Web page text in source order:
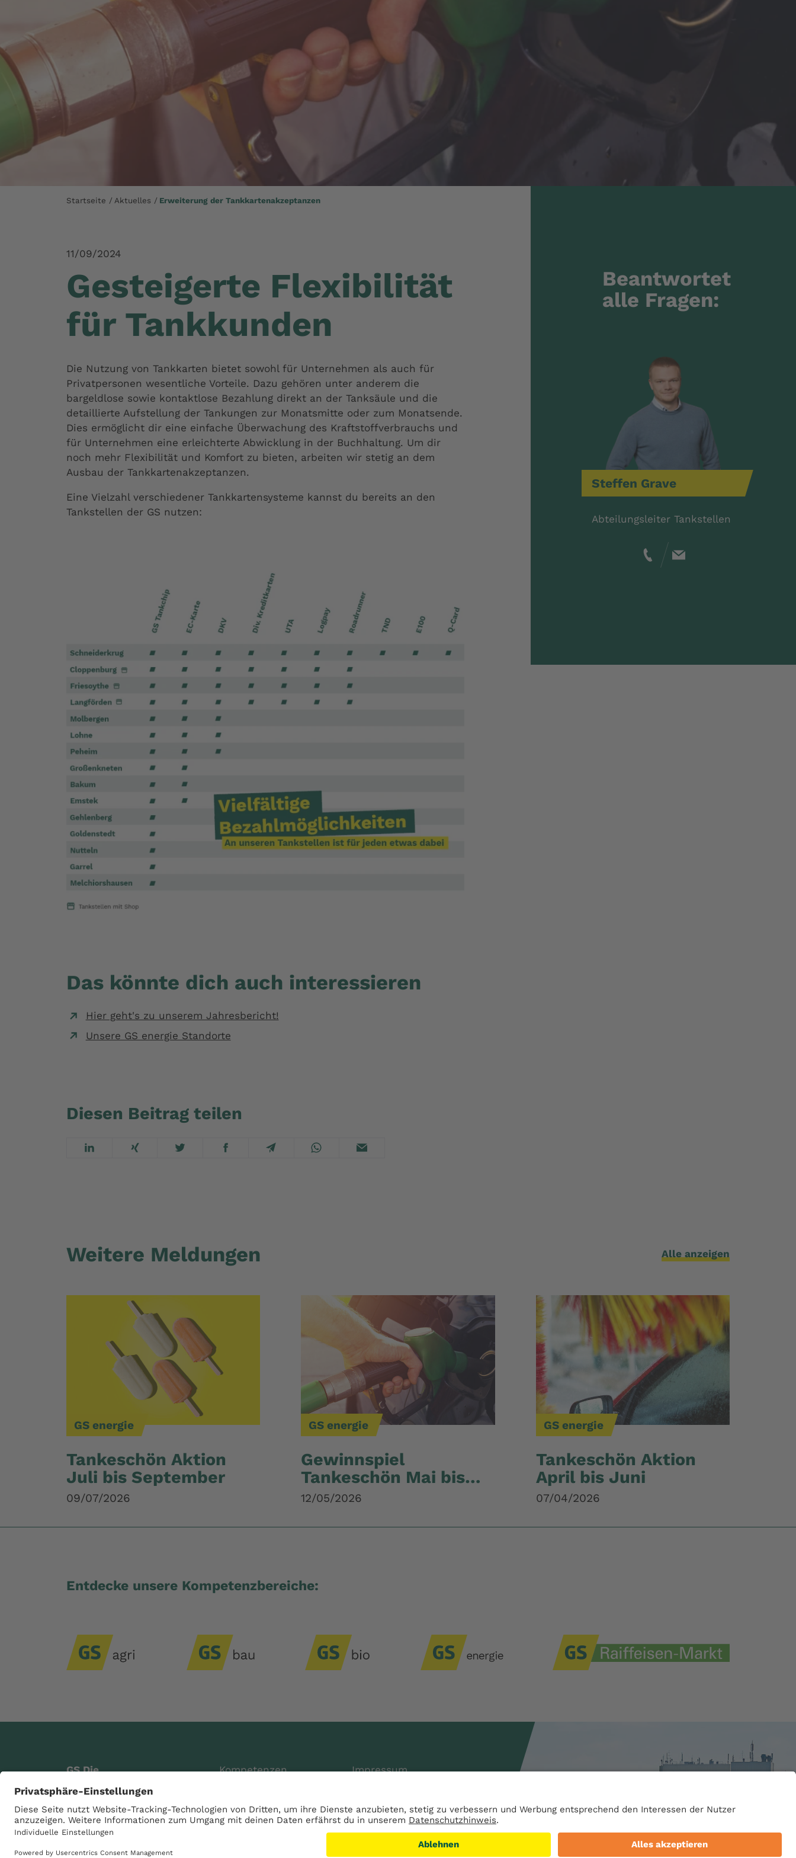
Startseite Aktuelles Erweiterung der Tankkartenakzeptanzen
11/09/2024
Gesteigerte Flexibilität
für Tankkunden
Die Nutzung von Tankkarten bietet sowohl für Unternehmen als auch für
Privatpersonen wesentliche Vorteile. Dazu gehören unter anderem die
bargeldlose sowie kontaktlose Bezahlung direkt an der Tanksäule und die
detaillierte Aufstellung der Tankungen zur Monatsmitte oder zum Monatsende.
Dies ermöglicht dir eine einfache Überwachung des Kraftstoffverbrauchs und
für Unternehmen eine erleichterte Abwicklung in der Buchhaltung. Um dir
noch mehr Flexibilität und Komfort zu bieten, arbeiten wir stetig an dem
Ausbau der Tankkartenakzeptanzen.
Eine Vielzahl verschiedener Tankkartensysteme kannst du bereits an den
Tankstellen der GS nutzen:
Das könnte dich auch interessieren
Hier geht's zu unserem Jahresbericht!
Unsere GS energie Standorte
Diesen Beitrag teilen
Beantwortet
alle Fragen:
Steffen Grave
Abteilungsleiter Tankstellen
Weitere Meldungen Alle anzeigen
GS energie
Tankeschön Aktion
Juli bis September
09/07/2026
GS energie
Gewinnspiel
Tankeschön Mai bis
Juli
12/05/2026
GS energie
Tankeschön Aktion
April bis Juni
07/04/2026
Entdecke unsere Kompetenzbereiche:
GS Die
Genossenschaft eG
Raiffeisenstraße 4
49685 Schneiderkrug
Kompetenzen
Über uns
Karriere
Impressum
AGB